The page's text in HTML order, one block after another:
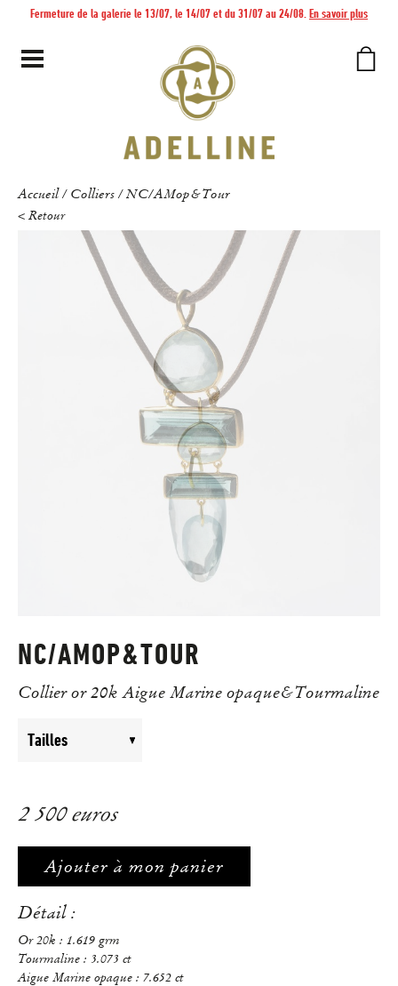
Fermeture de la galerie le 13/07, le 14/07 et du 31/07 au 24/08. En savoir plus
Accueil/ Colliers /NC/AMop&Tour
< Retour
NC/AMOP&TOUR
Collier or 20k Aigue Marine opaque&Tourmaline
2 500 euros
Ajouter à mon panier
Détail :
Or 20k : 1.619 grm
Tourmaline : 3.073 ct
Aigue Marine opaque : 7.652 ct